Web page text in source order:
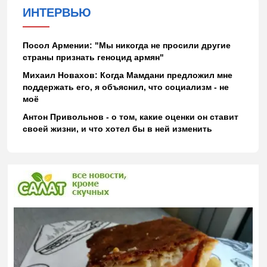
ИНТЕРВЬЮ
Посол Армении: "Мы никогда не просили другие
страны признать геноцид армян"
Михаил Новахов: Когда Мамдани предложил мне
поддержать его, я объяснил, что социализм - не
моё
Антон Привольнов - о том, какие оценки он ставит
своей жизни, и что хотел бы в ней изменить